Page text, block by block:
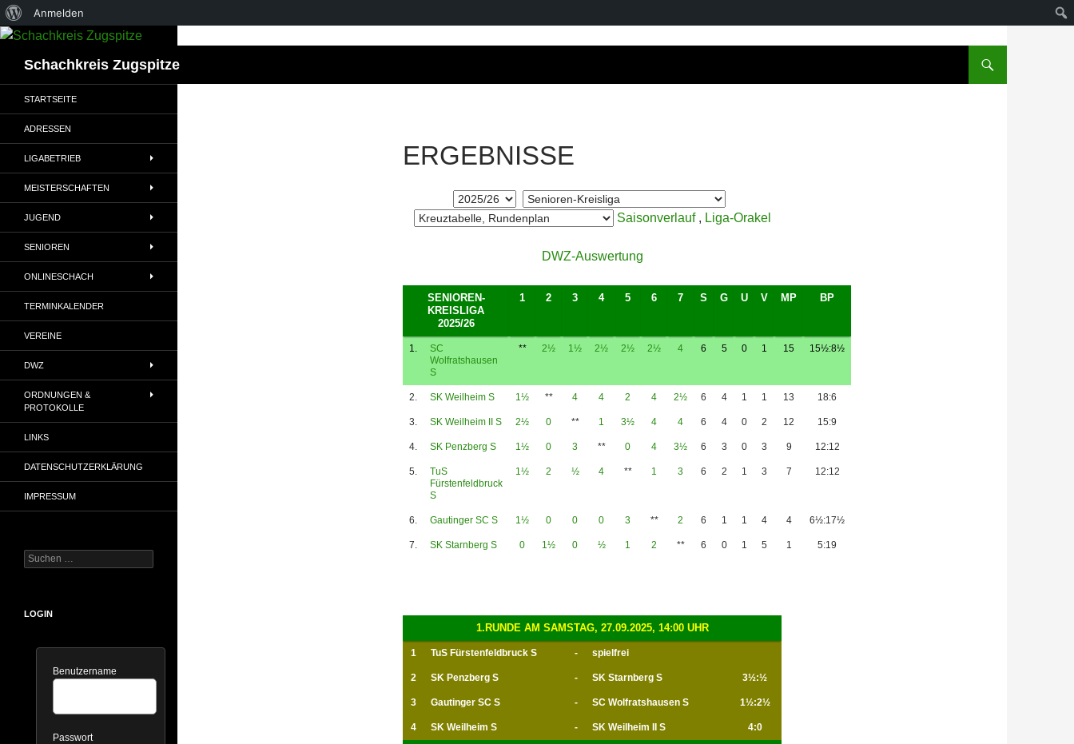
Über
WordPress
Anmelden
Zum
springenSchachkreis Zugspitze
ERGEBNISSE
Saisonverlauf, Liga-Orakel
DWZ-Auswertung
SENIOREN-
KREISLIGA
2025/26
1 2 3 4 5 6 7 S G U V MP BP
1.
SC
Wolfratshausen
S
** 2½ 1½ 2½ 2½ 2½ 4 6 5 0 1 15 15½:8½
2. SK Weilheim S 1½ ** 4 4 2 4 2½ 6 4 1 1 13 18:6
3. SK Weilheim II S 2½ 0 ** 1 3½ 4 4 6 4 0 2 12 15:9
4. SK Penzberg S 1½ 0 3 ** 0 4 3½ 6 3 0 3 9 12:12
5.
TuS
Fürstenfeldbruck
S
1½ 2 ½ 4 ** 1 3 6 2 1 3 7 12:12
6. Gautinger SC S 1½ 0 0 0 3 ** 2 6 1 1 4 4 6½:17½
7. SK Starnberg S 0 1½ 0 ½ 1 2 ** 6 0 1 5 1 5:19
1.RUNDE AM SAMSTAG, 27.09.2025, 14:00 UHR
1 TuS Fürstenfeldbruck S - spielfrei
2 SK Penzberg S - SK Starnberg S 3½:½
3 Gautinger SC S - SC Wolfratshausen S 1½:2½
4 SK Weilheim S - SK Weilheim II S 4:0
STARTSEITE
ADRESSEN
LIGABETRIEB
MEISTERSCHAFTEN
JUGEND
SENIOREN
ONLINESCHACH
TERMINKALENDER
VEREINE
DWZ
ORDNUNGEN &
PROTOKOLLE
LINKS
DATENSCHUTZERKLÄRUNG
IMPRESSUM
Suchen
nach:
LOGIN
Benutzername
Passwort